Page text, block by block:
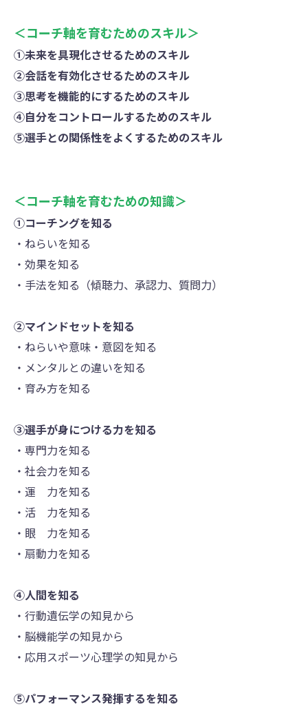
＜コーチ軸を育むためのスキル＞
①未来を具現化させるためのスキル
②会話を有効化させるためのスキル
③思考を機能的にするためのスキル
④自分をコントロールするためのスキル
⑤選手との関係性をよくするためのスキル
＜コーチ軸を育むための知識＞
①コーチングを知る
・ねらいを知る
・効果を知る
・手法を知る（傾聴力、承認力、質問力）
②マインドセットを知る
・ねらいや意味・意図を知る
・メンタルとの違いを知る
・育み方を知る
③選手が身につける力を知る
・専門力を知る
・社会力を知る
・運 力を知る
・活 力を知る
・眼 力を知る
・扇動力を知る
④人間を知る
・行動遺伝学の知見から
・脳機能学の知見から
・応用スポーツ心理学の知見から
⑤パフォーマンス発揮するを知る